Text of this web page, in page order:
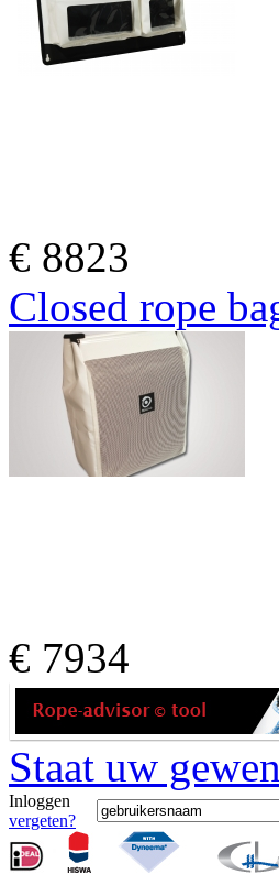
€ 8823
Closed rope
€ 7934
Staat uw
Inloggen
vergeten?